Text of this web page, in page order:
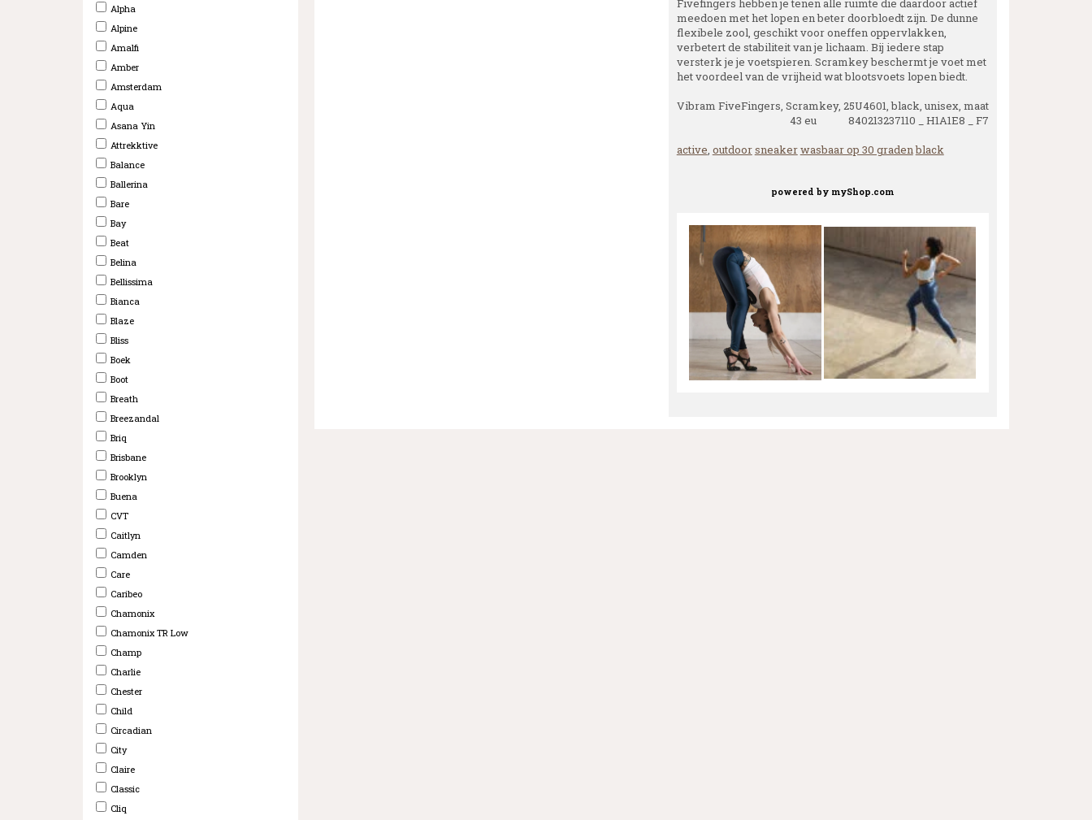
Alpha
Alpine
Amalfi
Amber
Amsterdam
Aqua
Asana Yin
Attrekktive
Balance
Ballerina
Bare
Bay
Beat
Belina
Bellissima
Bianca
Blaze
Bliss
Boek
Boot
Breath
Breezandal
Briq
Brisbane
Brooklyn
Buena
CVT
Caitlyn
Camden
Care
Caribeo
Chamonix
Chamonix TR Low
Champ
Charlie
Chester
Child
Circadian
City
Claire
Classic
Cliq
Fivefingers hebben je tenen alle ruimte die daardoor actief
meedoen met het lopen en beter doorbloedt zijn. De dunne
flexibele zool, geschikt voor oneffen oppervlakken,
verbetert de stabiliteit van je lichaam. Bij iedere stap
versterk je je voetspieren. Scramkey beschermt je voet met
het voordeel van de vrijheid wat blootsvoets lopen biedt.
Vibram FiveFingers, Scramkey, 25U4601, black, unisex, maat
43 eu 840213237110 _ H1A1E8 _ F7
active, outdoorsneakerwasbaar op 30 gradenblack
powered by myShop.com